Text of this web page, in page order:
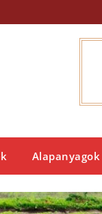
Alapanyagok